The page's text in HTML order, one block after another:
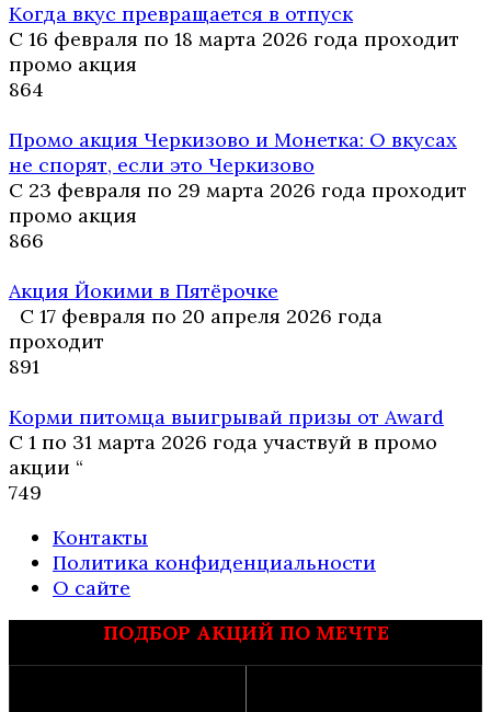
Когда вкус превращается в отпуск
С 16 февраля по 18 марта 2026 года проходит
промо акция
864
Промо акция Черкизово и Монетка: О вкусах
не спорят, если это Черкизово
С 23 февраля по 29 марта 2026 года проходит
промо акция
866
Акция Йокими в Пятёрочке
С 17 февраля по 20 апреля 2026 года
проходит
891
Корми питомца выигрывай призы от Award
С 1 по 31 марта 2026 года участвуй в промо
акции “
749
Контакты
Политика конфиденциальности
О сайте
ПОДБОР АКЦИЙ ПО МЕЧТЕ